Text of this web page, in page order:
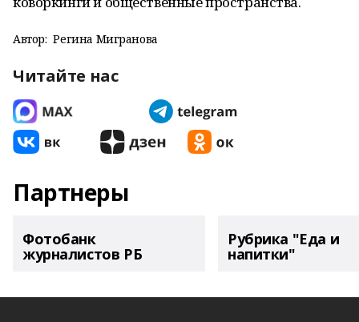
Автор: Регина Мигранова
Читайте нас
Партнеры
Фотобанк
журналистов РБ
Рубрика "Еда и
напитки"